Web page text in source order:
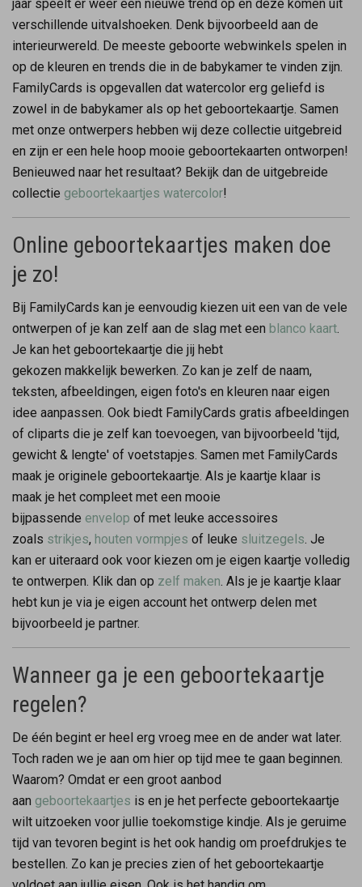
jaar speelt er weer een nieuwe trend op en deze komen uit
verschillende uitvalshoeken. Denk bijvoorbeeld aan de
interieurwereld. De meeste geboorte webwinkels spelen in
op de kleuren en trends die in de babykamer te vinden zijn.
FamilyCards is opgevallen dat watercolor erg geliefd is
zowel in de babykamer als op het geboortekaartje. Samen
met onze ontwerpers hebben wij deze collectie uitgebreid
en zijn er een hele hoop mooie geboortekaarten ontworpen!
Benieuwed naar het resultaat? Bekijk dan de uitgebreide
collectie geboortekaartjes watercolor!
Online geboortekaartjes maken doe
je zo!
Bij FamilyCards kan je eenvoudig kiezen uit een van de vele
ontwerpen of je kan zelf aan de slag met een blanco kaart
Je kan het geboortekaartje die jij hebt
gekozen makkelijk bewerken. Zo kan je zelf de naam,
teksten, afbeeldingen, eigen foto's en kleuren naar eigen
idee aanpassen. Ook biedt FamilyCards gratis afbeeldingen
of cliparts die je zelf kan toevoegen, van bijvoorbeeld 'tijd,
gewicht & lengte' of voetstapjes. Samen met FamilyCards
maak je originele geboortekaartje. Als je kaartje klaar is
maak je het compleet met een mooie
bijpassende envelop of met leuke accessoires
zoals strikjes, houten vormpjes of leuke sluitzegels . Je
kan er uiteraard ook voor kiezen om je eigen kaartje volledig
te ontwerpen. Klik dan op zelf maken . Als je je kaartje klaar
hebt kun je via je eigen account het ontwerp delen met
bijvoorbeeld je partner.
Wanneer ga je een geboortekaartje
regelen?
De één begint er heel erg vroeg mee en de ander wat later.
Toch raden we je aan om hier op tijd mee te gaan beginnen.
Waarom? Omdat er een groot aanbod
aan geboortekaartjes is en je het perfecte geboortekaartje
wilt uitzoeken voor jullie toekomstige kindje. Als je geruime
tijd van tevoren begint is het ook handig om proefdrukjes te
bestellen. Zo kan je precies zien of het geboortekaartje